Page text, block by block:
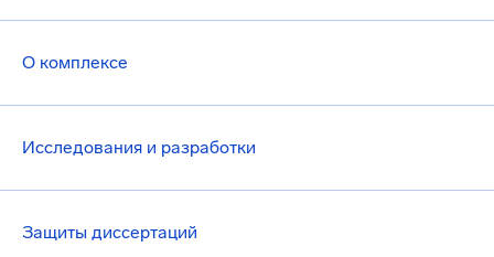
О комплексе
Исследования и разработки
Защиты диссертаций